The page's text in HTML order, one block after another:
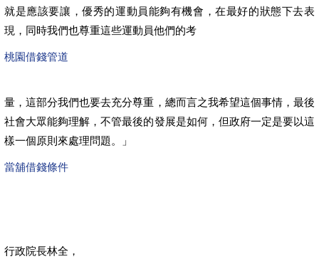
就是應該要讓，優秀的運動員能夠有機會，在最好的狀態下去表
現，同時我們也尊重這些運動員他們的考
桃園借錢管道
量，這部分我們也要去充分尊重，總而言之我希望這個事情，最後
社會大眾能夠理解，不管最後的發展是如何，但政府一定是要以這
樣一個原則來處理問題。」
當舖借錢條件
行政院長林全，